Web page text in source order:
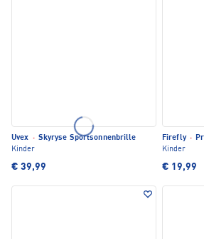
Uvex · Skyryse Sportsonnenbrille
Kinder
€ 39,99
Firefly ·
Kinder
€ 19,99